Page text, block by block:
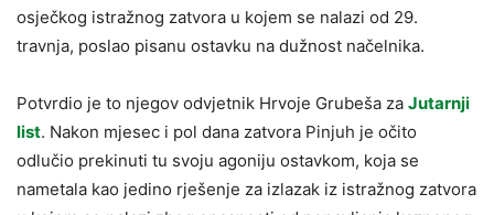
osječkog istražnog zatvora u kojem se nalazi od 29.
travnja, poslao pisanu ostavku na dužnost načelnika.
Potvrdio je to njegov odvjetnik Hrvoje Grubeša za Jutarnji
list. Nakon mjesec i pol dana zatvora Pinjuh je očito
odlučio prekinuti tu svoju agoniju ostavkom, koja se
nametala kao jedino rješenje za izlazak iz istražnog zatvora